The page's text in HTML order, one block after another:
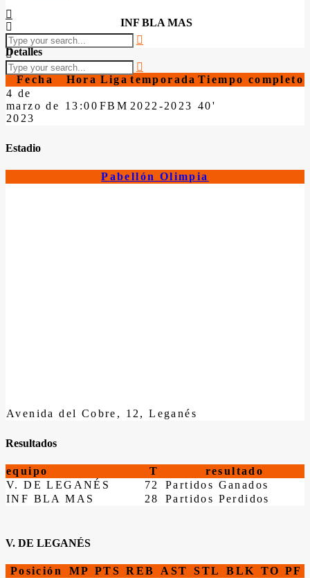
INF BLA MAS
Detalles
Fecha Hora Liga temporada Tiempo completo
4 de
marzo de
2023
13:00 FBM 2022-2023 40'
Estadio
Pabellón Olimpia
Avenida del Cobre, 12, Leganés
Resultados
equipo T
resultado
V. DE LEGANÉS
72
Partidos Ganados
INF BLA MAS
28 Partidos Perdidos
V. DE LEGANÉS
Posición MP PTS REB AST STL BLK TO PF